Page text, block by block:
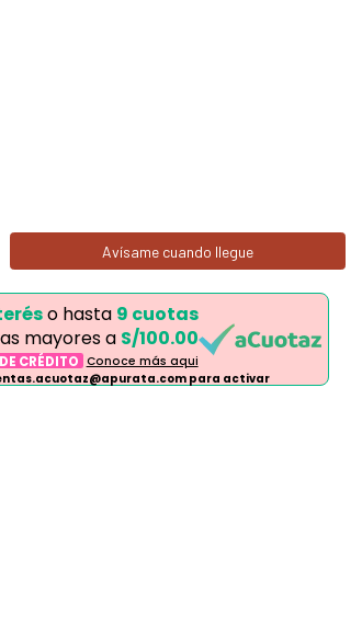
Avísame cuando llegue
o hasta 9 cuotas
mayores a S/100.00
CRÉDITO Conoce más aqui
para activar